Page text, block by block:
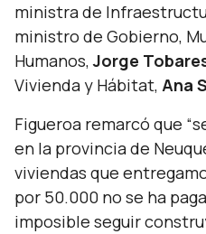
ministra de
ministro de Gobierno,
Humanos,Jorge
Vivienda y Hábitat, Ana
Figueroa remarcó que “
en la provincia de
viviendas que
por 50.000 no se ha
imposible seguir